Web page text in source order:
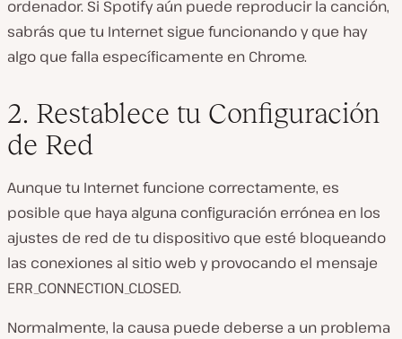
ordenador. Si Spotifyaún puede reproducir la canción,
sabrás que tu Internet sigue funcionando y que hay
algo que falla específicamente en Chrome.
2. Restablece tu Configuración
de Red
Aunque tu Internet funcione correctamente, es
posible que haya alguna configuración errónea en los
ajustes de red de tu dispositivo que esté bloqueando
las conexiones al sitio web y provocando el mensaje
ERR_CONNECTION_CLOSED.
Normalmente, la causa puede deberse a un problema